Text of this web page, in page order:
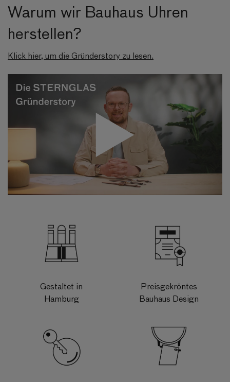
Warum wir Bauhaus Uhren
herstellen?
Klick hier, um die Gründerstory zu lesen.
Gestaltet in
Hamburg
Preisgekröntes
Bauhaus Design